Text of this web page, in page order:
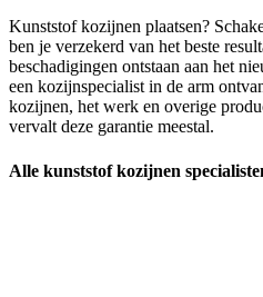
Kunststof kozijnen plaatsen?
ben je verzekerd van het beste
beschadigingen ontstaan aan het
een kozijnspecialist in de arm
kozijnen, het werk en overige
vervalt deze garantie meestal.
Alle kunststof kozijnen